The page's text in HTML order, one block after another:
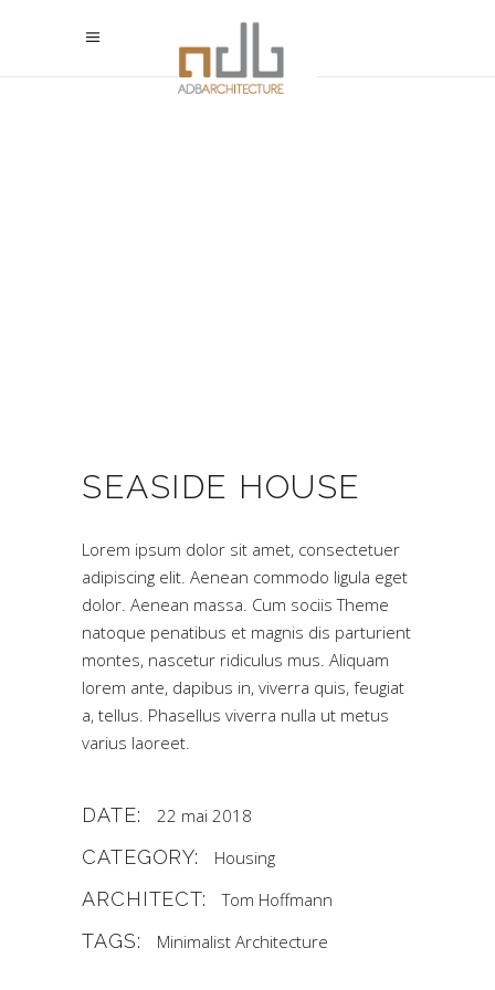
SEASIDE HOUSE
Lorem ipsum dolor sit amet, consectetuer
adipiscing elit. Aenean commodo ligula eget
dolor. Aenean massa. Cum sociis Theme
natoque penatibus et magnis dis parturient
montes, nascetur ridiculus mus. Aliquam
lorem ante, dapibus in, viverra quis, feugiat
a, tellus. Phasellus viverra nulla ut metus
varius laoreet.
DATE: 22 mai 2018
CATEGORY: Housing
ARCHITECT: Tom Hoffmann
TAGS: Minimalist Architecture